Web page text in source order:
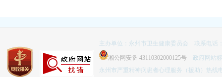
主办单位：永州市卫生健康委员会 联系电话
湘公网安备 43110302000125号 政府网站标
永州市严重精神病患者心理服务（援助）热线